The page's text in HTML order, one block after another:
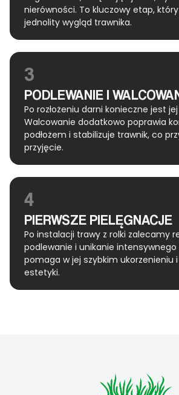
nierówności. To kluczowy etap,
jednolity wygląd trawnika.
3
PODLEWANIE I
Po rozłożeniu darni konieczne jest
Walcowanie dodatkowo poprawia
podłożem i stabilizuje trawnik, co
przyjęcie.
4
PIERWSZE PIELĘGNACJE
Po instalacji trawy z rolki zalecamy
podlewanie i unikanie
pomaga w jej szybkim ukorzenieniu
estetyki.